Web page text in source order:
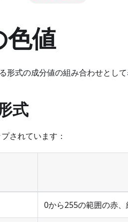
値
式の成分値の組み合わせとして
式
されています：
0から255の範囲の赤